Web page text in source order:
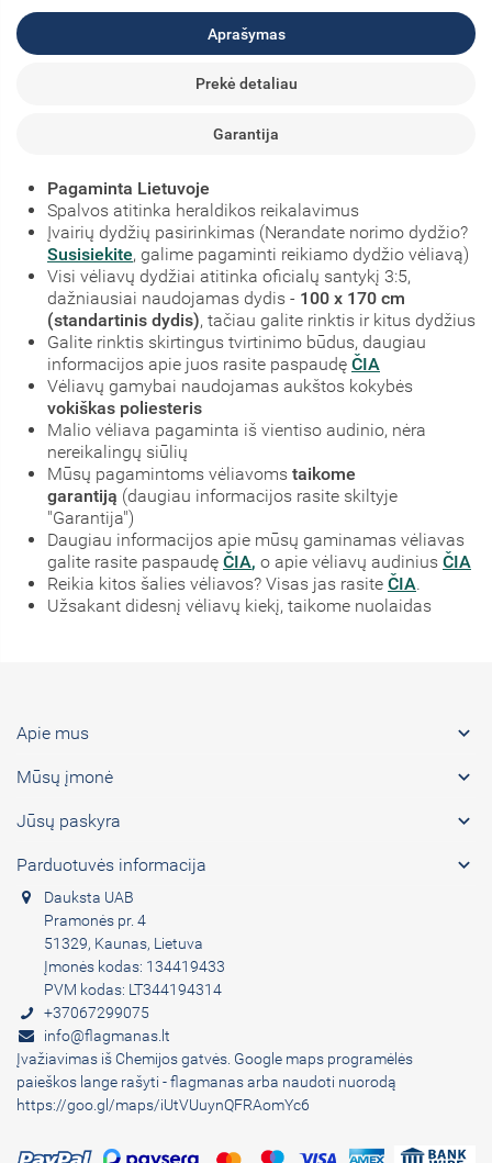
Aprašymas
Prekė detaliau
Garantija
Pagaminta Lietuvoje
Spalvos atitinka heraldikos reikalavimus
Įvairių dydžių pasirinkimas (Nerandate norimo dydžio?
Susisiekite, galime pagaminti reikiamo dydžio vėliavą)
Visi vėliavų dydžiai atitinka oficialų santykį 3:5,
dažniausiai naudojamas dydis - 100 x 170 cm
(standartinis dydis), tačiau galite rinktis ir kitus dydžius
Galite rinktis skirtingus tvirtinimo būdus, daugiau
informacijos apie juos rasite paspaudę ČIA
Vėliavų gamybai naudojamas aukštos kokybės
vokiškas poliesteris
Malio vėliava pagaminta iš vientiso audinio, nėra
nereikalingų siūlių
Mūsų pagamintoms vėliavoms taikome
garantiją (daugiau informacijos rasite skiltyje
"Garantija")
Daugiau informacijos apie mūsų gaminamas vėliavas
galite rasite paspaudę ČIA, o apie vėliavų audinius ČIA
Reikia kitos šalies vėliavos? Visas jas rasite ČIA.
Užsakant didesnį vėliavų kiekį, taikome nuolaidas
Apie mus 
Mūsų įmonė 
Jūsų paskyra 
Parduotuvės informacija 
Dauksta UAB
Pramonės pr. 4
51329, Kaunas, Lietuva
Įmonės kodas: 134419433
PVM kodas: LT344194314
+37067299075
info@flagmanas.lt
Įvažiavimas iš Chemijos gatvės. Google maps programėlės
paieškos lange rašyti - flagmanas arba naudoti nuorodą
https://goo.gl/maps/iUtVUuynQFRAomYc6